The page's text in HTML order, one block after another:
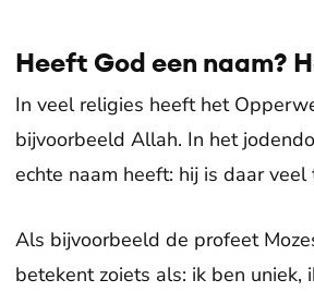
Heeft God een naam?
In veel religies heeft het
bijvoorbeeld Allah. In het
echte naam heeft: hij is daar
Als bijvoorbeeld de profeet
betekent zoiets als: ik ben